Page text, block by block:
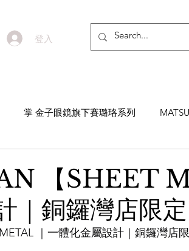
登入
掌 金子眼鏡旗下賽璐珞系列
MYKITA MOSCOT ZEISS
【SHEET
｜銅鑼灣店限
｜一體化金屬設計｜銅鑼灣店限